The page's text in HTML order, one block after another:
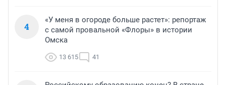
4
«У меня в огороде больше растет»: репортаж
с самой провальной «Флоры» в истории
Омска
13 615 41